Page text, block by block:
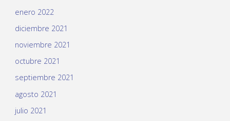
enero 2022
diciembre 2021
noviembre 2021
octubre 2021
septiembre 2021
agosto 2021
julio 2021